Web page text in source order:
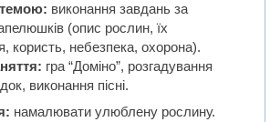
виконання завдань за
(опис рослин, їх
користь, небезпека, охорона).
гра “Доміно”, розгадування
виконання пісні.
намалювати улюблену рослину.